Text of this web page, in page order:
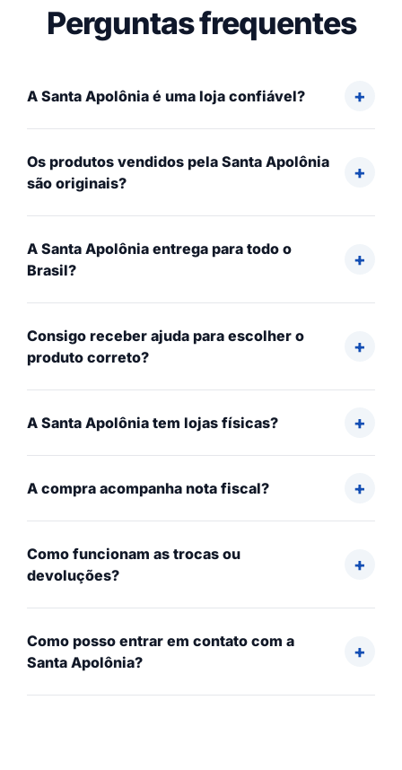
Perguntas frequentes
A Santa Apolônia é uma loja confiável?
Os produtos vendidos pela Santa Apolônia
são originais?
A Santa Apolônia entrega para todo o
Brasil?
Consigo receber ajuda para escolher o
produto correto?
A Santa Apolônia tem lojas físicas?
A compra acompanha nota fiscal?
Como funcionam as trocas ou
devoluções?
Como posso entrar em contato com a
Santa Apolônia?